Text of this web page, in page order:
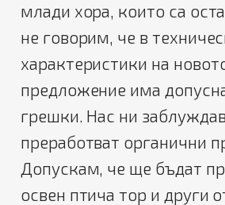
млади хора, които са
не говорим, че в
характеристики на
предложение има
грешки. Нас ни
преработват органични
Допускам, че ще бъдат
освен птича тор и други